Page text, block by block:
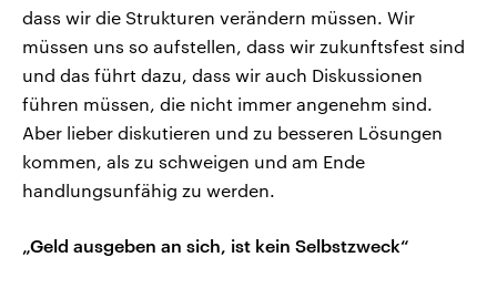
dass wir die Strukturen verändern müssen. Wir
müssen uns so aufstellen, dass wir zukunftsfest sind
und das führt dazu, dass wir auch Diskussionen
führen müssen, die nicht immer angenehm sind.
Aber lieber diskutieren und zu besseren Lösungen
kommen, als zu schweigen und am Ende
handlungsunfähig zu werden.
„Geld ausgeben an sich, ist kein Selbstzweck“